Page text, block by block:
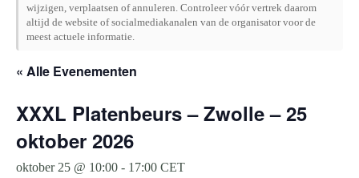
wijzigen, verplaatsen of annuleren. Controleer vóór vertrek daarom
altijd de website of socialmediakanalen van de organisator voor de
meest actuele informatie.
« Alle Evenementen
XXXL Platenbeurs – Zwolle – 25
oktober 2026
oktober 25 @ 10:00 - 17:00 CET